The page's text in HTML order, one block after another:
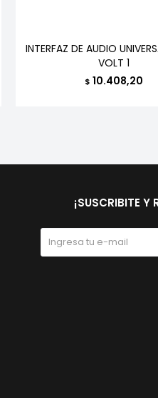
INTERFAZ DE AUDIO
VOLT 1
$ 10.408,20
¡SUSCRIBITE Y